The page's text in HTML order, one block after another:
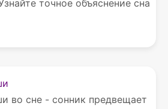
точное объяснение сна
во сне - сонник предвещает